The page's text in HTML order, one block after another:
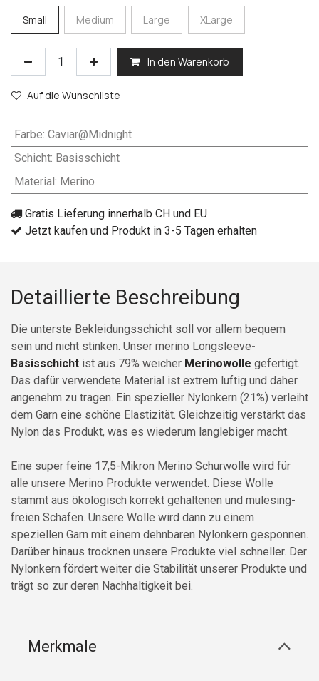
Small Medium Large XLarge
In den Warenkorb
Auf die Wunschliste
Farbe: Caviar@Midnight
Schicht: Basisschicht
Material : Merino
Gratis Lieferung innerhalb CH und EU
Jetzt kaufen und Produkt in 3-5 Tagen erhalten
Detaillierte Beschreibung
Die unterste Bekleidungsschicht soll vor allem bequem
sein und nicht stinken. Unser merino Longsleeve-
Basisschicht ist aus 79% weicher Merinowolle gefertigt.
Das dafür verwendete Material ist extrem luftig und daher
angenehm zu tragen. Ein spezieller Nylonkern (21%) verleiht
dem Garn eine schöne Elastizität. Gleichzeitig verstärkt das
Nylon das Produkt, was es wiederum langlebiger macht.
Eine super feine 17,5-Mikron Merino Schurwolle wird für
alle unsere Merino Produkte verwendet. Diese Wolle
stammt aus ökologisch korrekt gehaltenen und mulesing-
freien Schafen. Unsere Wolle wird dann zu einem
speziellen Garn mit einem dehnbaren Nylonkern gesponnen.
Darüber hinaus trocknen unsere Produkte viel schneller. Der
Nylonkern fördert weiter die Stabilität unserer Produkte und
trägt so zur deren Nachhaltigkeit bei.
Merkmale